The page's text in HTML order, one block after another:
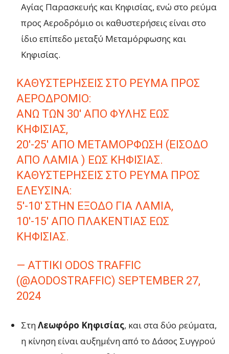
Αγίας Παρασκευής και Κηφισίας, ενώ στο ρεύμα
προς Αεροδρόμιο οι καθυστερήσεις είναι στο
ίδιο επίπεδο μεταξύ Μεταμόρφωσης και
Κηφισίας.
ΚΑΘΥΣΤΕΡΉΣΕΙΣ ΣΤΟ ΡΕΎΜΑ ΠΡΟΣ
ΑΕΡΟΔΡΌΜΙΟ:
ΆΝΩ ΤΩΝ 30′ ΑΠΌ ΦΥΛΉΣ ΈΩΣ
ΚΗΦΙΣΊΑΣ,
20′-25′ ΑΠΌ ΜΕΤΑΜΌΡΦΩΣΗ (ΕΊΣΟΔΟ
ΑΠΌ ΛΑΜΊΑ ) ΈΩΣ ΚΗΦΙΣΊΑΣ.
ΚΑΘΥΣΤΕΡΉΣΕΙΣ ΣΤΟ ΡΕΎΜΑ ΠΡΟΣ
ΕΛΕΥΣΊΝΑ:
5′-10′ ΣΤΗΝ ΈΞΟΔΟ ΓΙΑ ΛΑΜΊΑ,
10′-15′ ΑΠΌ ΠΛΑΚΕΝΤΊΑΣ ΈΩΣ
ΚΗΦΙΣΊΑΣ.
— ATTIKI ODOS TRAFFIC
(@AODOSTRAFFIC) SEPTEMBER 27,
2024
ΣτηΛεωφόρο Κηφισίας, και στα δύο ρεύματα,
η κίνηση είναι αυξημένη από το Δάσος Συγγρού